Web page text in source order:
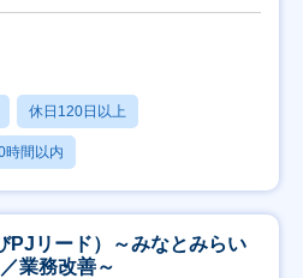
休日120日以上
時間以内
PJリード）～みなとみらい
業務改善～